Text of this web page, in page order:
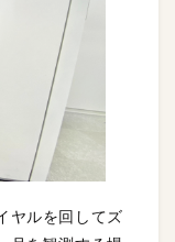
ヤルを回してズ